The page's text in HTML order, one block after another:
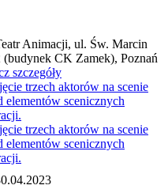
Animacji, ul. Św. Marcin
(budynek CK Zamek), Poznań
szczegóły